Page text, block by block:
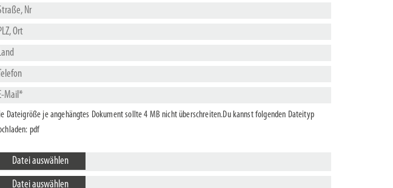
Dateigröße je angehängtes Dokument sollte 4 MB nicht überschreiten.Du kannst folgenden Dateityp
pdf